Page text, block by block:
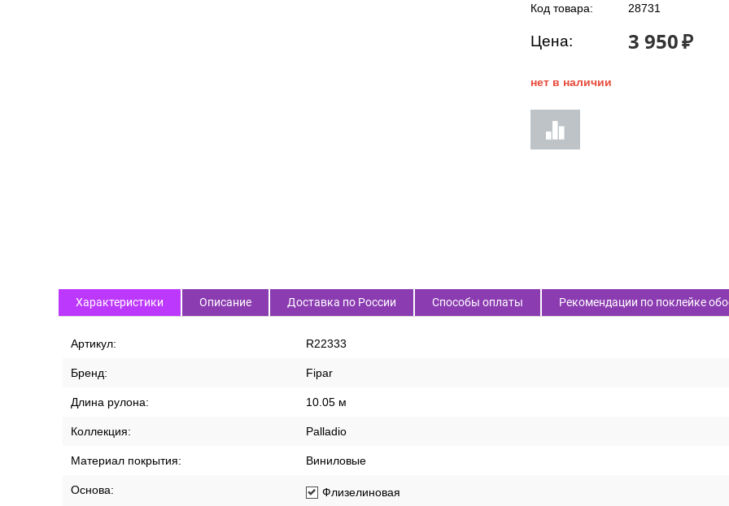
Код товара: 28731
Цена: 3 950₽
нет в наличии
Характеристики Описание Доставка по России Способы оплаты Рекомендации по поклейке
Артикул: R22333
Бренд: Fipar
Длина рулона: 10.05 м
Коллекция: Palladio
Материал покрытия: Виниловые
Основа: Флизелиновая